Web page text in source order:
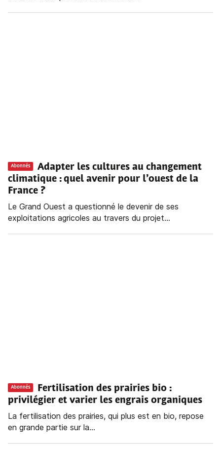
Abonnés
Adapter les cultures au changement
climatique : quel avenir pour l’ouest de la
France ?
Le Grand Ouest a questionné le devenir de ses
exploitations agricoles au travers du projet...
Abonnés
Fertilisation des prairies bio :
privilégier et varier les engrais organiques
La fertilisation des prairies, qui plus est en bio, repose
en grande partie sur la...